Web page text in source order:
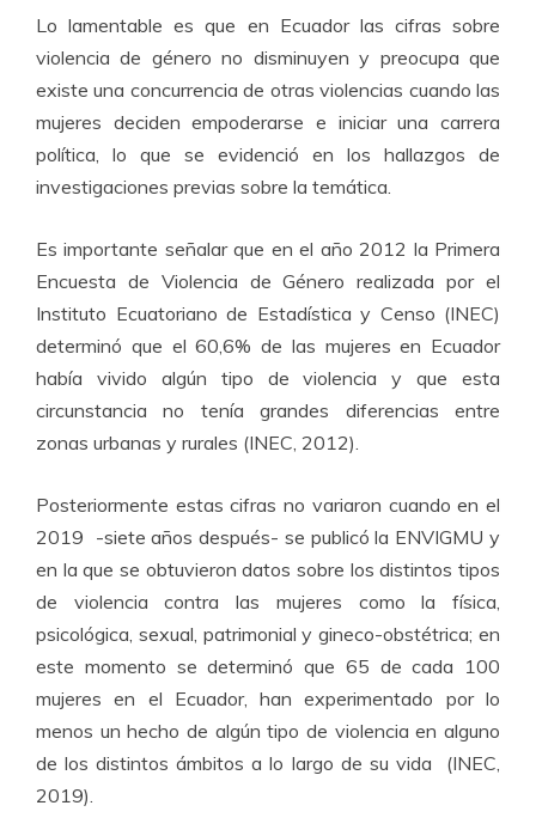
Lo lamentable es que en Ecuador las cifras sobre
violencia de género no disminuyen y preocupa que
existe una concurrencia de otras violencias cuando las
mujeres deciden empoderarse e iniciar una carrera
política, lo que se evidenció en los hallazgos de
investigaciones previas sobre la temática.
Es importante señalar que en el año 2012 la Primera
Encuesta de Violencia de Género realizada por el
Instituto Ecuatoriano de Estadística y Censo (INEC)
determinó que el 60,6% de las mujeres en Ecuador
había vivido algún tipo de violencia y que esta
circunstancia no tenía grandes diferencias entre
zonas urbanas y rurales (INEC, 2012).
Posteriormente estas cifras no variaron cuando en el
2019 -siete años después- se publicó la ENVIGMU y
en la que se obtuvieron datos sobre los distintos tipos
de violencia contra las mujeres como la física,
psicológica, sexual, patrimonial y gineco-obstétrica; en
este momento se determinó que 65 de cada 100
mujeres en el Ecuador, han experimentado por lo
menos un hecho de algún tipo de violencia en alguno
de los distintos ámbitos a lo largo de su vida (INEC,
2019).